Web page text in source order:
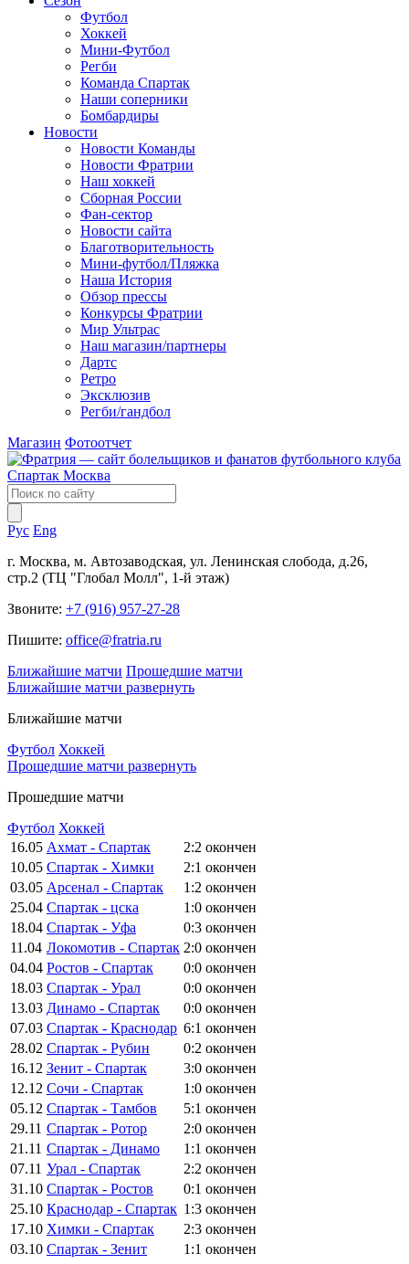
Футбол
Хоккей
Мини-Футбол
Регби
Команда Спартак
Наши соперники
Бомбардиры
Новости
Новости Команды
Новости Фратрии
Наш хоккей
Сборная России
Фан-cектор
Новости сайта
Благотворительность
Мини-футбол/Пляжка
Наша История
Обзор прессы
Конкурсы Фратрии
Мир Ультрас
Наш магазин/партнеры
Дартс
Ретро
Эксклюзив
Регби/гандбол
Магазин Фотоотчет
Рус Eng
г. Москва, м. Автозаводская, ул. Ленинская слобода, д.26,
стр.2 (ТЦ "Глобал Молл", 1-й этаж)
Звоните: +7 (916) 957-27-28
Пишите: office@fratria.ru
Ближайшие матчи Прошедшие матчи
Ближайшие матчи развернуть
Ближайшие матчи
Футбол Хоккей
Прошедшие матчи развернуть
Прошедшие матчи
Футбол Хоккей
16.05 Ахмат - Спартак 2:2 окончен
10.05 Спартак - Химки 2:1 окончен
03.05 Арсенал - Спартак 1:2 окончен
25.04 Спартак - цска 1:0 окончен
18.04 Спартак - Уфа 0:3 окончен
11.04 Локомотив - Спартак 2:0 окончен
04.04 Ростов - Спартак 0:0 окончен
18.03 Спартак - Урал 0:0 окончен
13.03 Динамо - Спартак 0:0 окончен
07.03 Спартак - Краснодар 6:1 окончен
28.02 Спартак - Рубин 0:2 окончен
16.12 Зенит - Спартак 3:0 окончен
12.12 Сочи - Спартак 1:0 окончен
05.12 Спартак - Тамбов 5:1 окончен
29.11 Спартак - Ротор 2:0 окончен
21.11 Спартак - Динамо 1:1 окончен
07.11 Урал - Спартак 2:2 окончен
31.10 Спартак - Ростов 0:1 окончен
25.10 Краснодар - Спартак 1:3 окончен
17.10 Химки - Спартак 2:3 окончен
03.10 Спартак - Зенит 1:1 окончен